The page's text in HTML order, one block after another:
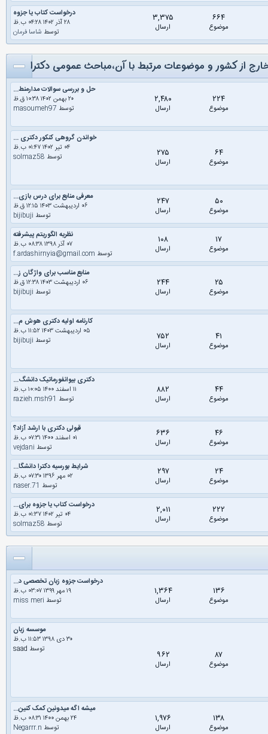
۶۶۴
موضوع
۳,۳۷۵
ارسال
درخواست کتاب یا جزوه
۲۸ آذر ۱۴۰۲ ۰۴:۲۸ ب.ظ
توسط شاسا فرمان
از کشور و موضوعات مرتبط با آن،مباحث عمومی دکترا
۲۲۴
موضوع
۲,۴۸۰
ارسال
حل و بررسی سوالات مدارمنط...
۲۰ بهمن ۱۴۰۲ ۱۰:۳۸ ق.ظ
توسط masoumeh97
۶۴
موضوع
۲۷۵
ارسال
خواندن گروهی کنکور دکتری ...
۰۴ تیر ۱۴۰۲ ۰۱:۴۷ ب.ظ
توسط solmaz58
۵۰
موضوع
۲۴۷
ارسال
معرفی منابع برای درس بازی...
۰۶ اردیبهشت ۱۴۰۳ ۱۲:۱۵ ق.ظ
توسط bijibuji
۱۷
موضوع
۱۰۸
ارسال
نظریه الگوریتم پیشرفته
۰۷ آذر ۱۳۹۸ ۰۸:۳۸ ب.ظ
توسط f.ardashirnyia@gmail.com
۲۵
موضوع
۲۴۴
ارسال
منابع مناسب برای واژگان ز...
۰۶ اردیبهشت ۱۴۰۳ ۱۲:۳۸ ق.ظ
توسط bijibuji
۴۱
موضوع
۷۵۲
ارسال
کارنامه اولیه دکتری هوش م...
۰۵ اردیبهشت ۱۴۰۳ ۱۱:۵۲ ب.ظ
توسط bijibuji
۴۴
موضوع
۸۸۲
ارسال
دکتری بیوانفورماتیک دانشگ...
۱۱ اسفند ۱۴۰۰ ۱۰:۰۵ ب.ظ
توسط razieh.msh91
۴۶
موضوع
۶۳۶
ارسال
قبولی دکتری با ارشد آزاد؟
۰۱ اسفند ۱۴۰۰ ۰۷:۳۱ ب.ظ
توسط vejdani
۲۴
موضوع
۲۹۷
ارسال
شرایط بورسیه دکترا دانشگا...
۰۲ مهر ۱۳۹۶ ۰۷:۳۰ ب.ظ
توسط naser.71
۲۲۲
موضوع
۲,۰۱۱
ارسال
درخواست کتاب یا جزوه برای...
۰۴ تیر ۱۴۰۲ ۰۱:۳۷ ب.ظ
توسط solmaz58
۱۳۶
موضوع
۱,۳۶۴
ارسال
درخواست جزوه زبان تخصصی د...
۱۹ مهر ۱۳۹۹ ۰۳:۰۷ ب.ظ
توسط miss meri
۸۷
موضوع
۹۶۲
ارسال
موسسه زبان
۳۰ دى ۱۳۹۸ ۱۱:۵۳ ب.ظ
توسط saad
۱۳۸
موضوع
۱,۹۷۶
ارسال
میشه اگه میدونین کمک کنین...
۲۴ بهمن ۱۴۰۰ ۰۸:۳۱ ب.ظ
توسط Negarrr.n